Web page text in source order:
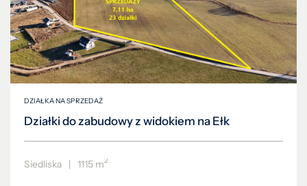
DZIAŁKA NA SPRZEDAŻ
Działki do zabudowy z widokiem na Ełk
Siedliska | 1115 m2